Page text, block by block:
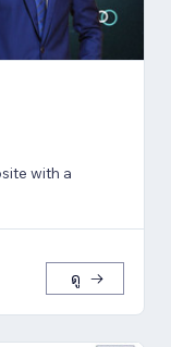
with a
ดู